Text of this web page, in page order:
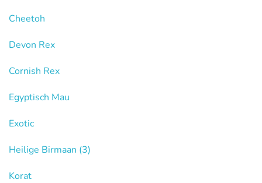
Cheetoh
Devon Rex
Cornish Rex
Egyptisch Mau
Exotic
Heilige Birmaan (3)
Korat